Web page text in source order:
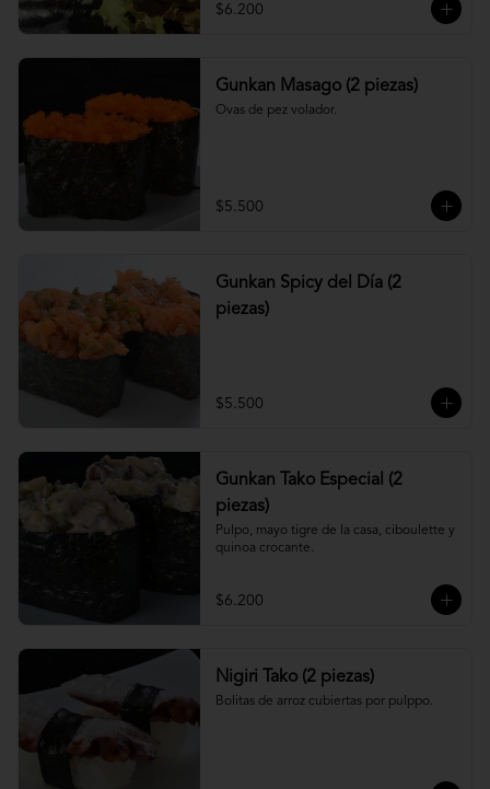
$6.200
Gunkan Masago (2 piezas)
Ovas de pez volador.
$5.500
Gunkan Spicy del Día (2
piezas)
$5.500
Gunkan Tako Especial (2
piezas)
Pulpo, mayo tigre de la casa, ciboulette y
quinoa crocante.
$6.200
Nigiri Tako (2 piezas)
Bolitas de arroz cubiertas por pulppo.